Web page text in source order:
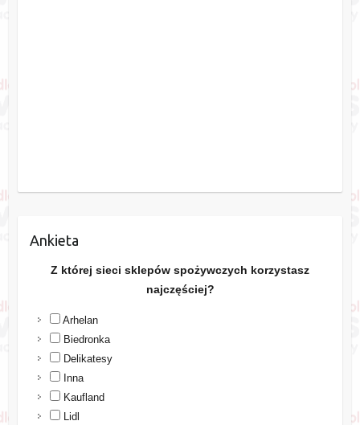
Ankieta
Z której sieci sklepów spożywczych korzystasz
najczęściej?
Arhelan
Biedronka
Delikatesy
Inna
Kaufland
Lidl